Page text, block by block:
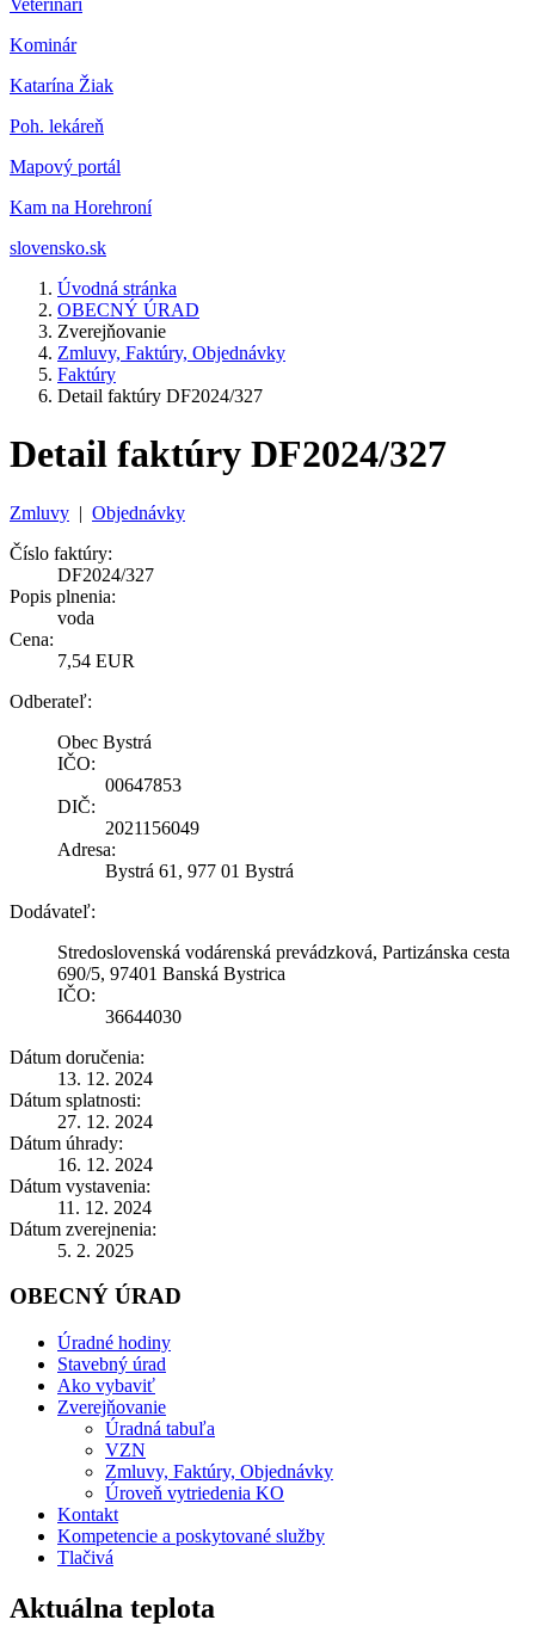
Kominár
Katarína Žiak
Poh. lekáreň
Mapový portál
Kam na Horehroní
slovensko.sk
Úvodná stránka
OBECNÝ ÚRAD
Zverejňovanie
Zmluvy, Faktúry, Objednávky
Faktúry
Detail faktúry DF2024/327
Detail faktúry DF2024/327
Zmluvy | Objednávky
Číslo faktúry:
DF2024/327
Popis plnenia:
voda
Cena:
7,54 EUR
Odberateľ:
Obec Bystrá
IČO:
00647853
DIČ:
2021156049
Adresa:
Bystrá 61, 977 01 Bystrá
Dodávateľ:
Stredoslovenská vodárenská prevádzková, Partizánska cesta
690/5, 97401 Banská Bystrica
IČO:
36644030
Dátum doručenia:
13. 12. 2024
Dátum splatnosti:
27. 12. 2024
Dátum úhrady:
16. 12. 2024
Dátum vystavenia:
11. 12. 2024
Dátum zverejnenia:
5. 2. 2025
OBECNÝ ÚRAD
Úradné hodiny
Stavebný úrad
Ako vybaviť
Zverejňovanie
Úradná tabuľa
VZN
Zmluvy, Faktúry, Objednávky
Úroveň vytriedenia KO
Kontakt
Kompetencie a poskytované služby
Tlačivá
Aktuálna teplota